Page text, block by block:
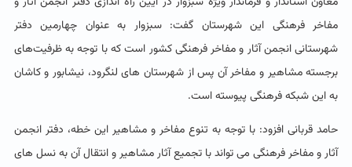
مفاخر فرهنگی این شهرستان گفت: سبزوار به عنوان چهارمین دفتر
شهرستانی انجمن آثار و مفاخر فرهنگی کشور است که با توجه به ظرفیت‌های
برجسته مشاهیر و مفاخر آن پس از شهرستان های لنگرود، نیشابور و کاشان
به این شبکه فرهنگی پیوسته است.
حامد قربانی افزود: با توجه به تنوع مفاخر و مشاهیر این خطه، دفتر انجمن
آثار و مفاخر فرهنگی می تواند با تجمیع آثار مشاهیر و انتقال آن به نسل های